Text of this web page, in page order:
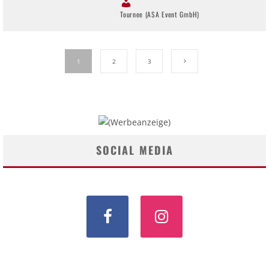
Tournee (ASA Event GmbH)
1 2 3
SOCIAL MEDIA